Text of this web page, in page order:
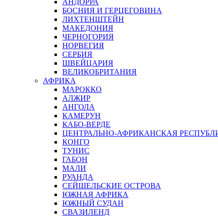
АНДОРРА
БОСНИЯ И ГЕРЦЕГОВИНА
ЛИХТЕНШТЕЙН
МАКЕДОНИЯ
ЧЕРНОГОРИЯ
НОРВЕГИЯ
СЕРБИЯ
ШВЕЙЦАРИЯ
ВЕЛИКОБРИТАНИЯ
АФРИКА
МАРОККО
АЛЖИР
АНГОЛА
КАМЕРУН
КАБО-ВЕРДЕ
ЦЕНТРАЛЬНО-АФРИКАНСКАЯ
КОНГО
ТУНИС
ГАБОН
МАЛИ
РУАНДА
СЕЙШЕЛЬСКИЕ ОСТРОВА
ЮЖНАЯ АФРИКА
ЮЖНЫЙ СУДАН
СВАЗИЛЕНД